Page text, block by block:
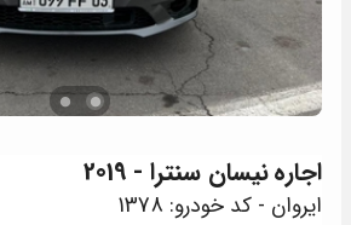
اجارهنیسان سنترا - 2019
ایروان - کد خودرو: 1378